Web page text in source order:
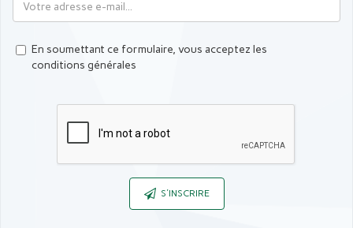
En soumettant ce formulaire, vous acceptez les
conditions générales
S'INSCRIRE